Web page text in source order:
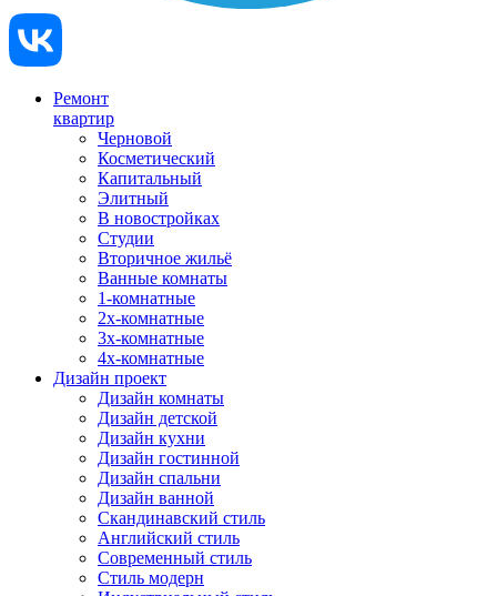
Ремонт
квартир
Черновой
Косметический
Капитальный
Элитный
В новостройках
Студии
Вторичное жильё
Ванные комнаты
1-комнатные
2х-комнатные
3х-комнатные
4х-комнатные
Дизайн проект
Дизайн комнаты
Дизайн детской
Дизайн кухни
Дизайн гостинной
Дизайн спальни
Дизайн ванной
Скандинавский стиль
Английский стиль
Современный стиль
Стиль модерн